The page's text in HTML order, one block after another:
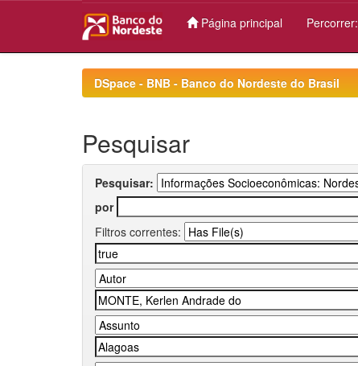
Página principal Percorrer:
DSpace - BNB - Banco do Nordeste do Brasil
Pesquisar
Pesquisar:
por
Filtros correntes: